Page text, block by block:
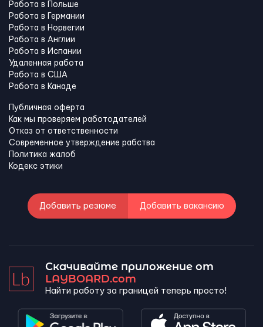
Работа в Польше
Работа в Германии
Работа в Норвегии
Работа в Англии
Работа в Испании
Удаленная работа
Работа в США
Работа в Канадe
Публичная оферта
Как мы проверяем работодателей
Отказ от ответственности
Современное утверждение рабства
Политика жалоб
Кодекс этики
Добавить резюме Добавить вакансию
Скачивайте приложение от
LAYBOARD.com
Найти работу за границей теперь просто!